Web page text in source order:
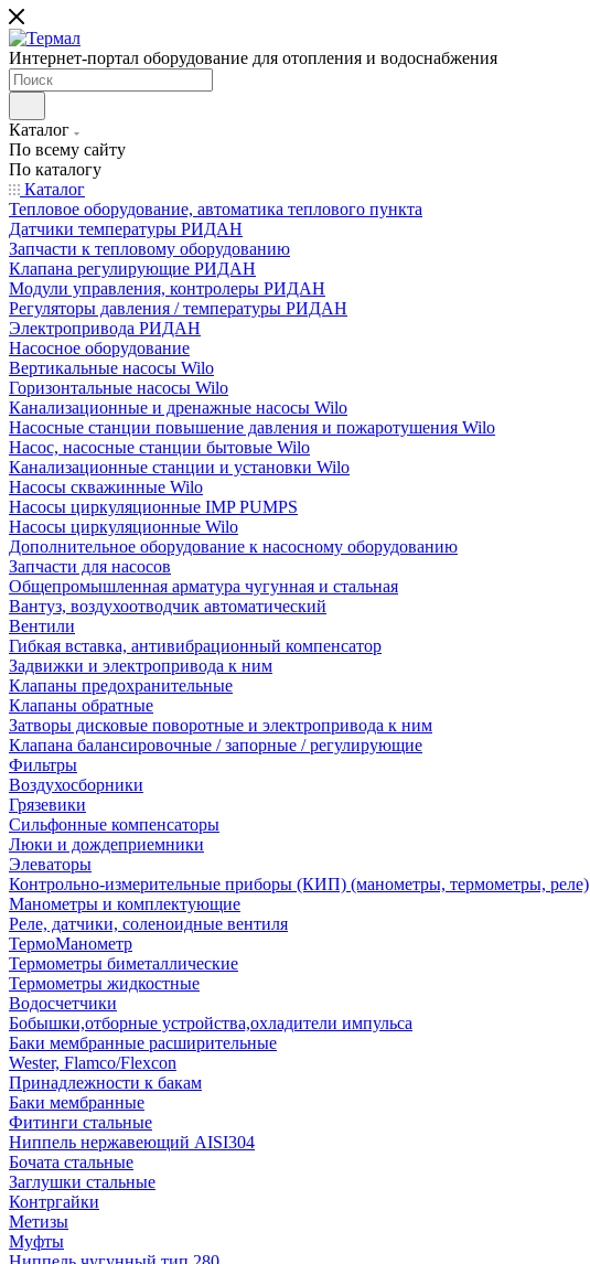
Интернет-портал оборудование для отопления и водоснабжения
Каталог
По всему сайту
По каталогу
Каталог
Тепловое оборудование, автоматика теплового пункта
Датчики температуры РИДАН
Запчасти к тепловому оборудованию
Клапана регулирующие РИДАН
Модули управления, контролеры РИДАН
Регуляторы давления / температуры РИДАН
Электропривода РИДАН
Насосное оборудование
Вертикальные насосы Wilo
Горизонтальные насосы Wilo
Канализационные и дренажные насосы Wilo
Насосные станции повышение давления и пожаротушения Wilo
Насос, насосные станции бытовые Wilo
Канализационные станции и установки Wilo
Насосы скважинные Wilo
Насосы циркуляционные IMP PUMPS
Насосы циркуляционные Wilo
Дополнительное оборудование к насосному оборудованию
Запчасти для насосов
Общепромышленная арматура чугунная и стальная
Вантуз, воздухоотводчик автоматический
Вентили
Гибкая вставка, антивибрационный компенсатор
Задвижки и электропривода к ним
Клапаны предохранительные
Клапаны обратные
Затворы дисковые поворотные и электропривода к ним
Клапана балансировочные / запорные / регулирующие
Фильтры
Воздухосборники
Грязевики
Сильфонные компенсаторы
Люки и дождеприемники
Элеваторы
Контрольно-измерительные приборы (КИП) (манометры, термометры, реле)
Манометры и комплектующие
Реле, датчики, соленоидные вентиля
ТермоМанометр
Термометры биметаллические
Термометры жидкостные
Водосчетчики
Бобышки,отборные устройства,охладители импульса
Баки мембранные расширительные
Wester, Flamco/Flexcon
Принадлежности к бакам
Баки мембранные
Фитинги стальные
Ниппель нержавеющий AISI304
Бочата стальные
Заглушки стальные
Контргайки
Метизы
Муфты